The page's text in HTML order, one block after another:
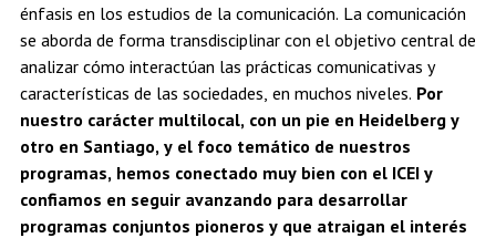
énfasis en los estudios de la comunicación. La comunicación
se aborda de forma transdisciplinar con el objetivo central de
analizar cómo interactúan las prácticas comunicativas y
características de las sociedades, en muchos niveles. Por
nuestro carácter multilocal, con un pie en Heidelberg y
otro en Santiago, y el foco temático de nuestros
programas, hemos conectado muy bien con el ICEI y
confiamos en seguir avanzando para desarrollar
programas conjuntos pioneros y que atraigan el interés